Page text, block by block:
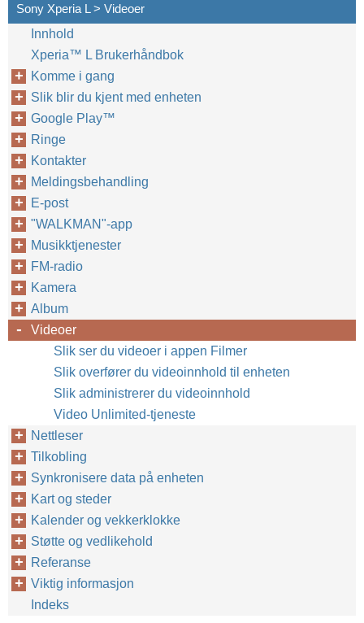
Sony Xperia L > Videoer
Innhold
Xperia™‎ L Brukerhåndbok
Komme i gang
Slik blir du kjent med enheten
Google Play™‎
Ringe
Kontakter
Meldingsbehandling
E-post
"WALKMAN"-app
Musikktjenester
FM-radio
Kamera
Album
Videoer
Slik ser du videoer i appen Filmer
Slik overfører du videoinnhold til enheten
Slik administrerer du videoinnhold
Video Unlimited-tjeneste
Nettleser
Tilkobling
Synkronisere data på enheten
Kart og steder
Kalender og vekkerklokke
Støtte og vedlikehold
Referanse
Viktig informasjon
Indeks